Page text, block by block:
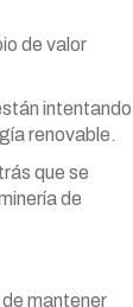
de valor
intentando
renovable.
que se
de
mantener